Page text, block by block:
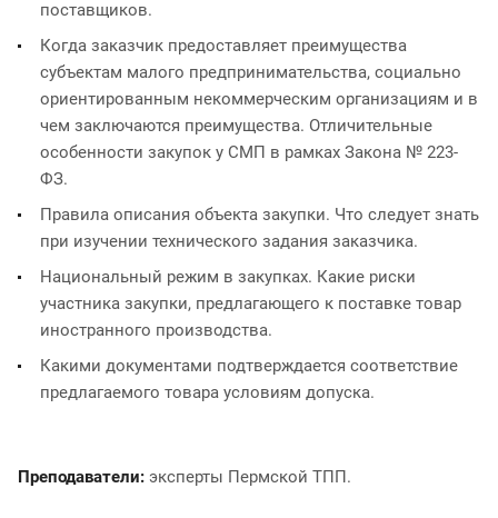
поставщиков.
Когда заказчик предоставляет преимущества
субъектам малого предпринимательства, социально
ориентированным некоммерческим организациям и в
чем заключаются преимущества. Отличительные
особенности закупок у СМП в рамках Закона № 223-
ФЗ.
Правила описания объекта закупки. Что следует знать
при изучении технического задания заказчика.
Национальный режим в закупках. Какие риски
участника закупки, предлагающего к поставке товар
иностранного производства.
Какими документами подтверждается соответствие
предлагаемого товара условиям допуска.
Преподаватели: эксперты Пермской ТПП.